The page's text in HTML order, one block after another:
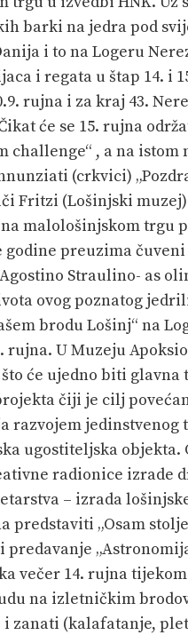
barki na jedra pod
i to na Logeru
i regata u štap 14. i
rujna i za kraj 43.
će se 15. rujna
challenge“ , a na istom
(crkvici)
Fritzi (Lošinjski
malološinjskom trgu
godine preuzima
Straulino- as
ovog poznatog
brodu Lošinj“ na
U Muzeju
će ujedno biti glavna
čiji je cilj
razvojem jedinstvenog
ugostiteljska objekta.
radionice izrade
– izrada
predstaviti „Osam
predavanje
večer 14. rujna
na izletničkim
zanati (kalafatanje,